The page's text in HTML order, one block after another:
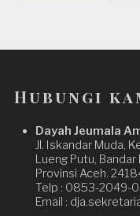
Hubungi
Dayah Jeumala
Jl. Iskandar Muda,
Lueng Putu, Bandar
Provinsi Aceh.
Telp : 0853-2049-
Email :